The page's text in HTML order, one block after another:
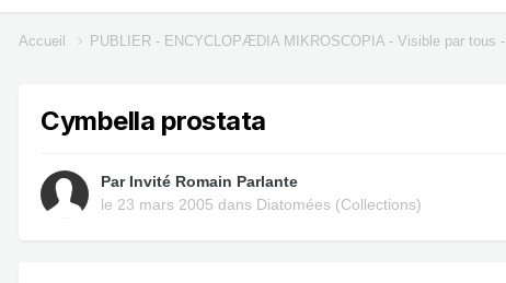
Accueil PUBLIER - ENCYCLOPÆDIA MIKROSCOPIA - Visible par tous -
Cymbella prostata
Par Invité Romain Parlante
le 23 mars 2005 dans Diatomées (Collections)